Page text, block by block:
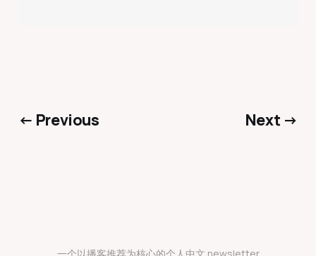
← Previous Next →